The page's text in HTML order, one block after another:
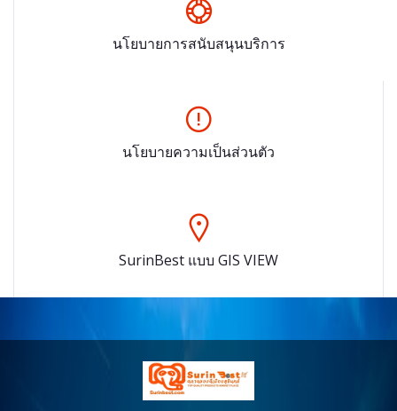
นโยบายการสนับสนุนบริการ
นโยบายความเป็นส่วนตัว
SurinBest แบบ GIS VIEW